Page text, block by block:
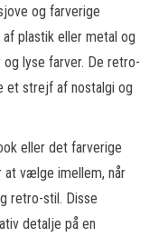
og farverige
plastik eller metal og
lyse farver. De retro-
et strejf af nostalgi og
eller det farverige
at vælge imellem, når
retro-stil. Disse
detalje på en